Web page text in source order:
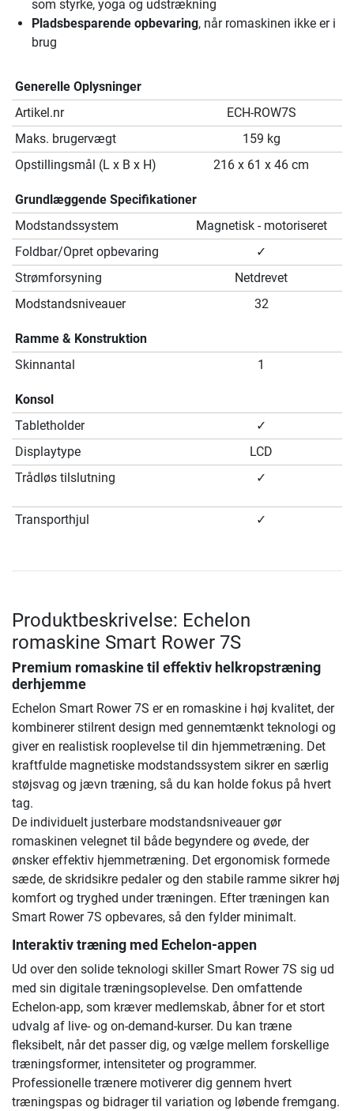
som styrke, yoga og udstrækning
Pladsbesparende opbevaring, når romaskinen ikke er i
brug
Generelle Oplysninger
Artikel.nr
ECH-ROW7S
Maks. brugervægt
159 kg
Opstillingsmål (L x B x H)
216 x 61 x 46 cm
Grundlæggende Specifikationer
Modstandssystem
Magnetisk - motoriseret
Foldbar/Opret opbevaring
✓
Strømforsyning
Netdrevet
Modstandsniveauer
32
Ramme & Konstruktion
Skinnantal
1
Konsol
Tabletholder
✓
Displaytype
LCD
Trådløs tilslutning
✓
Transporthjul ✓
Produktbeskrivelse: Echelon
romaskine Smart Rower 7S
Premium romaskine til effektiv helkropstræning
derhjemme
Echelon Smart Rower 7S er en romaskine i høj kvalitet, der
kombinerer stilrent design med gennemtænkt teknologi og
giver en realistisk rooplevelse til din hjemmetræning. Det
kraftfulde magnetiske modstandssystem sikrer en særlig
støjsvag og jævn træning, så du kan holde fokus på hvert
tag.
De individuelt justerbare modstandsniveauer gør
romaskinen velegnet til både begyndere og øvede, der
ønsker effektiv hjemmetræning. Det ergonomisk formede
sæde, de skridsikre pedaler og den stabile ramme sikrer høj
komfort og tryghed under træningen. Efter træningen kan
Smart Rower 7S opbevares, så den fylder minimalt.
Interaktiv træning med Echelon-appen
Ud over den solide teknologi skiller Smart Rower 7S sig ud
med sin digitale træningsoplevelse. Den omfattende
Echelon-app, som kræver medlemskab, åbner for et stort
udvalg af live- og on-demand-kurser. Du kan træne
fleksibelt, når det passer dig, og vælge mellem forskellige
træningsformer, intensiteter og programmer.
Professionelle trænere motiverer dig gennem hvert
træningspas og bidrager til variation og løbende fremgang.